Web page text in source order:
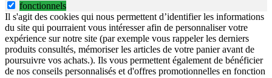
fonctionnels
Il s'agit des cookies qui nous permettent d’identifier les informations
du site qui pourraient vous intéresser afin de personnaliser votre
expérience sur notre site (par exemple vous rappeler les derniers
produits consultés, mémoriser les articles de votre panier avant de
poursuivre vos achats.). Ils vous permettent également de bénéficier
de nos conseils personnalisés et d'offres promotionnelles en fonction